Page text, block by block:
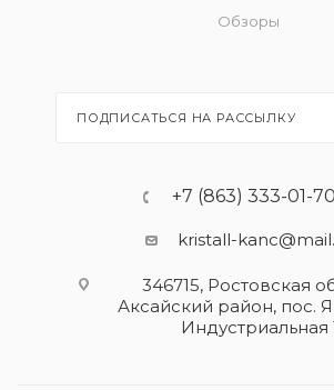
Обзоры
ПОДПИСАТЬСЯ НА РАССЫЛКУ
+7 (863) 333-01-70
kristall-
346715, Ростовская
Аксайский район, пос.
Индустриальная